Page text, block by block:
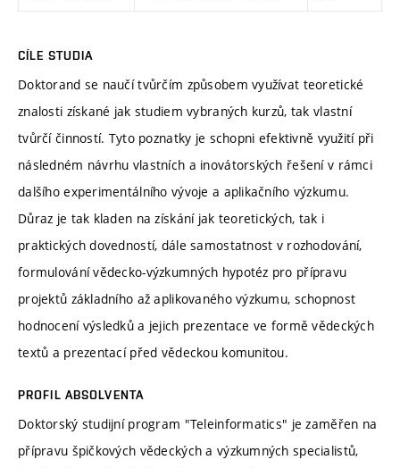
CÍLE STUDIA
Doktorand se naučí tvůrčím způsobem využívat teoretické
znalosti získané jak studiem vybraných kurzů, tak vlastní
tvůrčí činností. Tyto poznatky je schopni efektivně využití při
následném návrhu vlastních a inovátorských řešení v rámci
dalšího experimentálního vývoje a aplikačního výzkumu.
Důraz je tak kladen na získání jak teoretických, tak i
praktických dovedností, dále samostatnost v rozhodování,
formulování vědecko-výzkumných hypotéz pro přípravu
projektů základního až aplikovaného výzkumu, schopnost
hodnocení výsledků a jejich prezentace ve formě vědeckých
textů a prezentací před vědeckou komunitou.
PROFIL ABSOLVENTA
Doktorský studijní program "Teleinformatics" je zaměřen na
přípravu špičkových vědeckých a výzkumných specialistů,